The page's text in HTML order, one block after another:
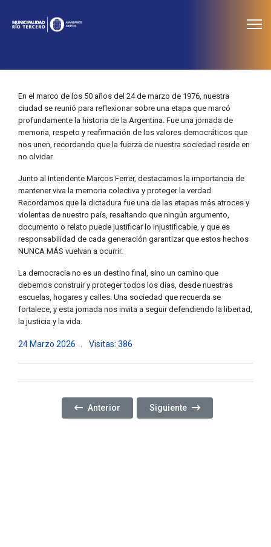
En el marco de los 50 años del 24 de marzo de 1976, nuestra
ciudad se reunió para reflexionar sobre una etapa que marcó
profundamente la historia de la Argentina. Fue una jornada de
memoria, respeto y reafirmación de los valores democráticos que
nos unen, recordando que la fuerza de nuestra sociedad reside en
no olvidar.
Junto al Intendente Marcos Ferrer, destacamos la importancia de
mantener viva la memoria colectiva y proteger la verdad.
Recordamos que la dictadura fue una de las etapas más atroces y
violentas de nuestro país, resaltando que ningún argumento,
documento o relato puede justificar lo injustificable, y que es
responsabilidad de cada generación garantizar que estos hechos
NUNCA MÁS vuelvan a ocurrir.
La democracia no es un destino final, sino un camino que
debemos construir y proteger todos los días, desde nuestras
escuelas, hogares y calles. Una sociedad que recuerda se
fortalece, y esta jornada nos invita a seguir defendiendo la libertad,
la justicia y la vida.
24 Marzo 2026 Visitas: 386
Artículo Anterior: UNA TARDE PARA CONECTAR
Anterior Artículo Siguiente: VIVIMOS LA
Siguiente